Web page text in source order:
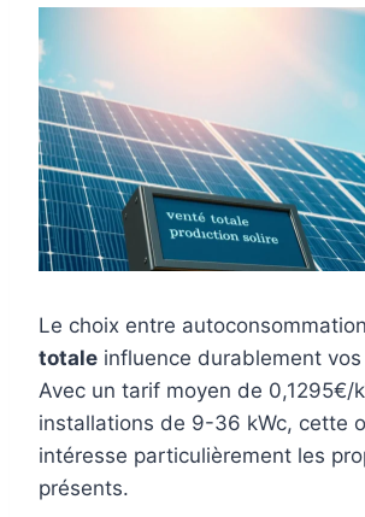
Le choix entre
totale influence durablement
Avec un tarif moyen de 0,1295€/
installations de 9-36 kWc, cette
intéresse particulièrement les
présents.